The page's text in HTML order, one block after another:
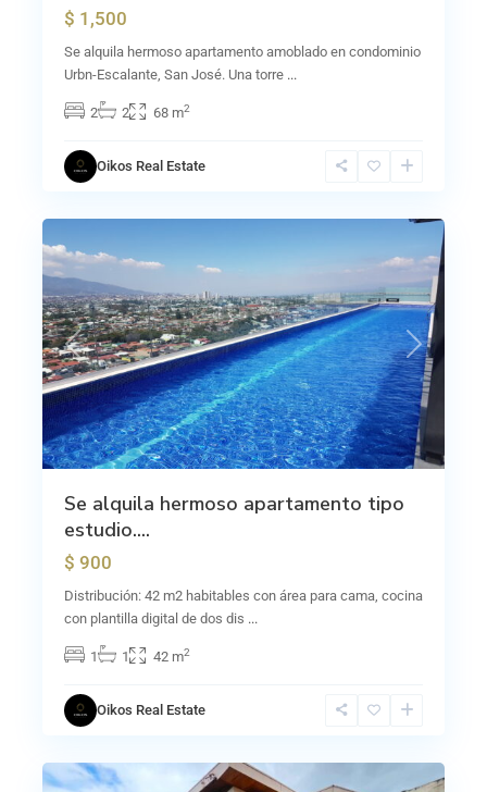
$ 1,500
Se alquila hermoso apartamento amoblado en condominio
Urbn-Escalante, San José. Una torre ...
2 2 68 m2
Oikos Real Estate
Previous Next
Se alquila hermoso apartamento tipo
estudio....
$ 900
Distribución: 42 m2 habitables con área para cama, cocina
con plantilla digital de dos dis ...
1 1 42 m2
Oikos Real Estate